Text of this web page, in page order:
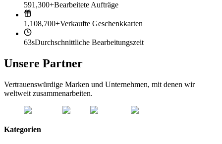
591,300+Bearbeitete Aufträge
1,108,700+Verkaufte Geschenkkarten
63sDurchschnittliche Bearbeitungszeit
Unsere Partner
Vertrauenswürdige Marken und Unternehmen, mit denen wir
weltweit zusammenarbeiten.
Kategorien